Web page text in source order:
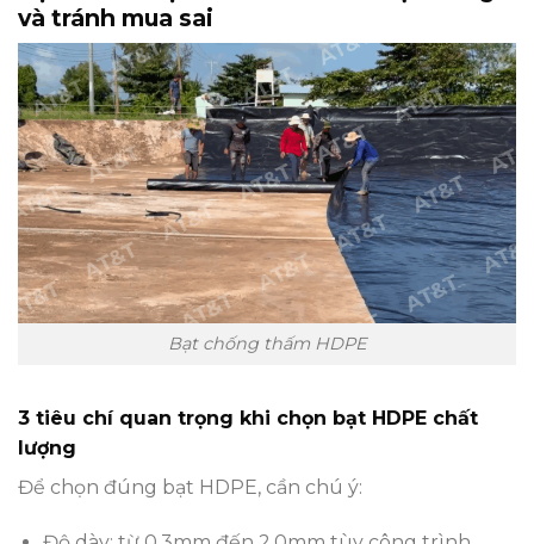
và tránh mua sai
Bạt chống thấm HDPE
3 tiêu chí quan trọng khi chọn bạt HDPE chất
lượng
Để chọn đúng bạt HDPE, cần chú ý: